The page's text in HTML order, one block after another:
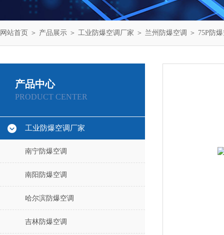
网站首页 ＞ 产品展示 ＞ 工业防爆空调厂家 ＞ 兰州防爆空调 ＞ 75P防
产品中心
PRODUCT CENTER
工业防爆空调厂家
南宁防爆空调
南阳防爆空调
哈尔滨防爆空调
吉林防爆空调